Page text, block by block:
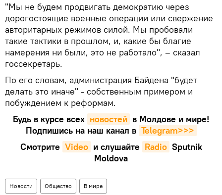
"Мы не будем продвигать демократию через
дорогостоящие военные операции или свержение
авторитарных режимов силой. Мы пробовали
такие тактики в прошлом, и, какие бы благие
намерения ни были, это не работало", – сказал
госсекретарь.
По его словам, администрация Байдена "будет
делать это иначе" - собственным примером и
побуждением к реформам.
Будь в курсе всех новостей в Молдове и мире!
Подпишись на наш канал в Telegram>>>
Смотрите Video и слушайте Radio Sputnik
Moldova
Новости Общество В мире